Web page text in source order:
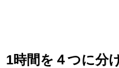
1時間を４つに分